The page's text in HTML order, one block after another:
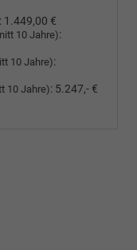
1.449,00 €
10 Jahre):
10 Jahre):
10 Jahre): 5.247,- €